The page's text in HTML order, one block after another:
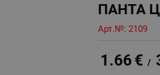
ПАНТА
Арт.№: 2109
1.66 € /